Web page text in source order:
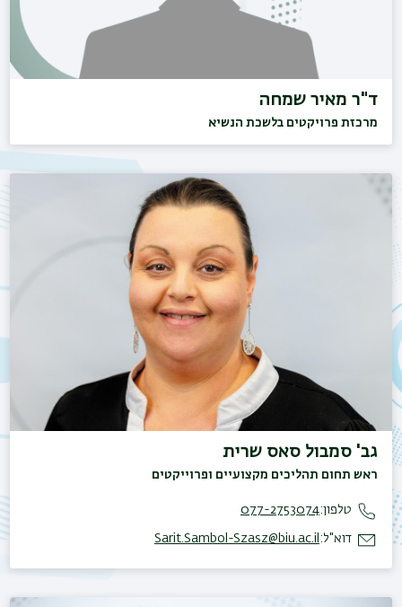
ד"ר מאיר שמחה
מרכזת פרויקטים בלשכת הנשיא
גב' סמבול סאס שרית
ראש תחום תהליכים מקצועיים ופרוייקטים
טלפון:077-2753074
דוא"ל: Sarit.Sambol-Szasz@biu.ac.il